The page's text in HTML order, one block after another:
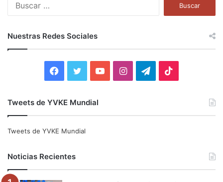
:
Nuestras Redes Sociales
e
o
t
e
b
I
g
r
k
Tweets de YVKE Mundial
Tweets de YVKE Mundial
Noticias Recientes